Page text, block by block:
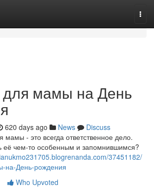
для мамы на День
620 days ago News
Discuss
мамы - это всегда ответственное дело.
её чем-то особенным и запомнившимся?
37451182/
на-День-рождения
Who Upvoted